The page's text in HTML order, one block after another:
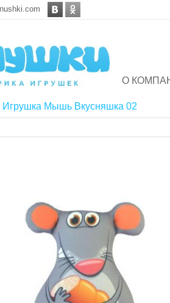
О
Игрушка Мышь Вкусняшка 02